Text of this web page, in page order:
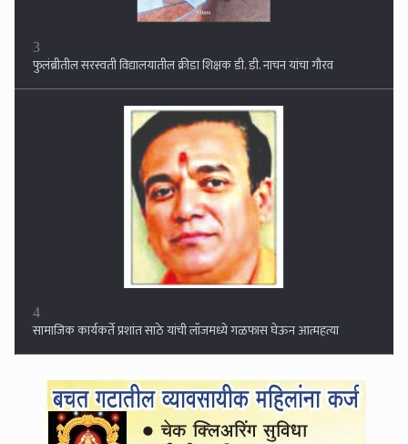
3
फुलंब्रीतील सरस्वती विद्यालयातील क्रीडा शिक्षक डी. डी. नाचन यांचा गौरव
4
सामाजिक कार्यकर्ते प्रशांत साठे यांची लॉजमध्ये गळफास घेऊन आत्महत्या